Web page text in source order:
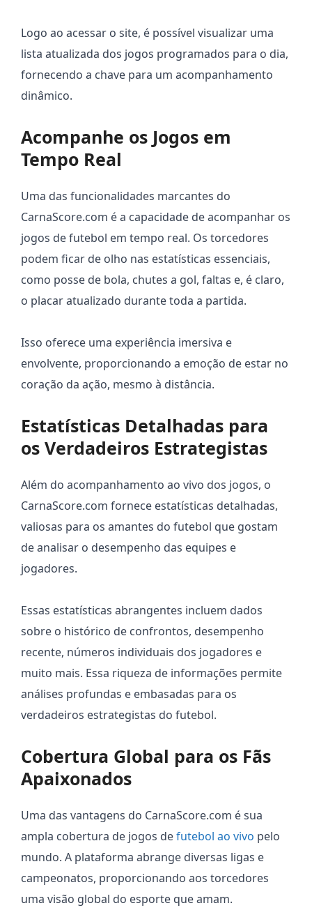
Logo ao acessar o site, é possível visualizar uma
lista atualizada dos jogos programados para o dia,
fornecendo a chave para um acompanhamento
dinâmico.
Acompanhe os Jogos em
Tempo Real
Uma das funcionalidades marcantes do
CarnaScore.com é a capacidade de acompanhar os
jogos de futebol em tempo real. Os torcedores
podem ficar de olho nas estatísticas essenciais,
como posse de bola, chutes a gol, faltas e, é claro,
o placar atualizado durante toda a partida.
Isso oferece uma experiência imersiva e
envolvente, proporcionando a emoção de estar no
coração da ação, mesmo à distância.
Estatísticas Detalhadas para
os Verdadeiros Estrategistas
Além do acompanhamento ao vivo dos jogos, o
CarnaScore.com fornece estatísticas detalhadas,
valiosas para os amantes do futebol que gostam
de analisar o desempenho das equipes e
jogadores.
Essas estatísticas abrangentes incluem dados
sobre o histórico de confrontos, desempenho
recente, números individuais dos jogadores e
muito mais. Essa riqueza de informações permite
análises profundas e embasadas para os
verdadeiros estrategistas do futebol.
Cobertura Global para os Fãs
Apaixonados
Uma das vantagens do CarnaScore.com é sua
ampla cobertura de jogos defutebol ao vivo pelo
mundo. A plataforma abrange diversas ligas e
campeonatos, proporcionando aos torcedores
uma visão global do esporte que amam.